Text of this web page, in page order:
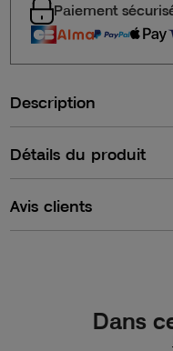
Paiement
Description
Détails du produit
Avis clients
Dans